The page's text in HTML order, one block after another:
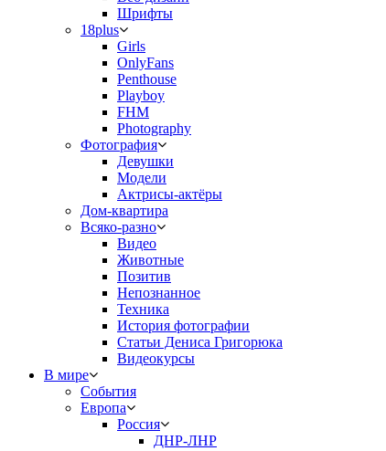
Шрифты
18plus
Girls
OnlyFans
Penthouse
Playboy
FHM
Photography
Фотография
Девушки
Модели
Актрисы-актёры
Дом-квартира
Всяко-разно
Видео
Животные
Позитив
Непознанное
Техника
История фотографии
Статьи Дениса Григорюка
Видеокурсы
В мире
События
Европа
Россия
ДНР-ЛНР